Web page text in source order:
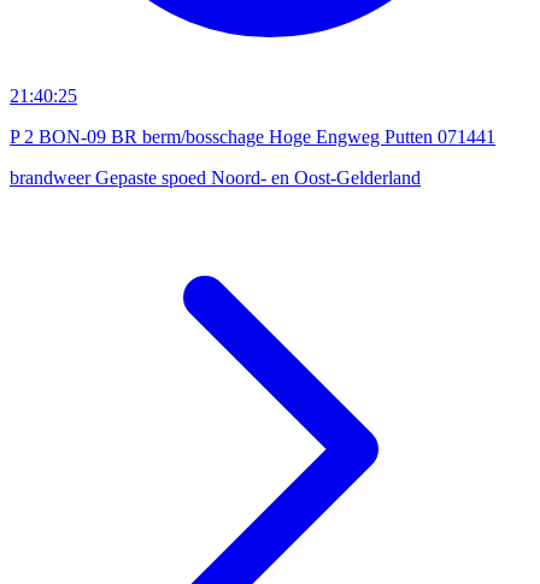
21:40:25
P 2 BON-09 BR berm/bosschage Hoge Engweg Putten 071441
brandweerGepaste spoed Noord- en Oost-Gelderland